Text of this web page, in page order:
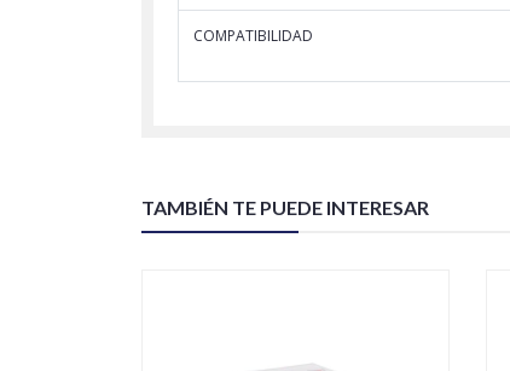
COMPATIBILIDAD
TAMBIÉN TE PUEDE INTERESAR